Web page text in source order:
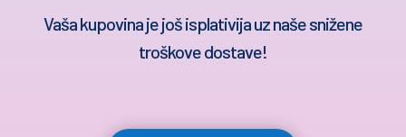
Vaša kupovina je još isplativija uz naše snižene
troškove dostave!